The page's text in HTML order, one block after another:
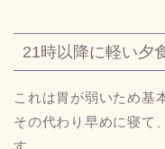
21時以降に軽い夕
これは胃が弱いため基
その代わり早めに寝て